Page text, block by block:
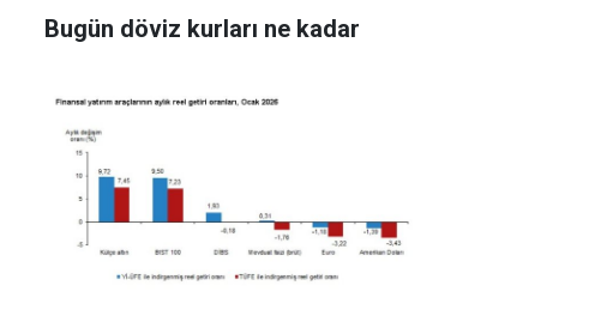
Bugün döviz kurları ne kadar